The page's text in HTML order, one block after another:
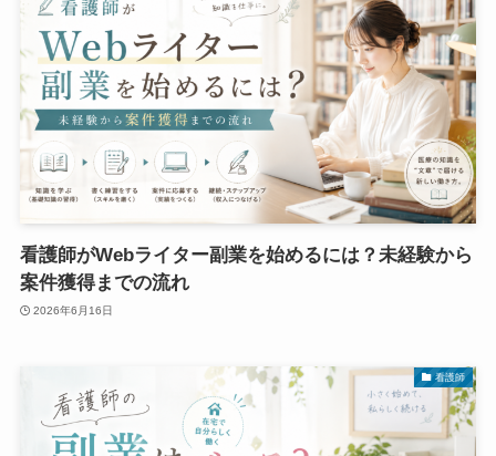
看護師がWebライター副業を始めるには？未経験から
案件獲得までの流れ
2026年6月16日
看護師